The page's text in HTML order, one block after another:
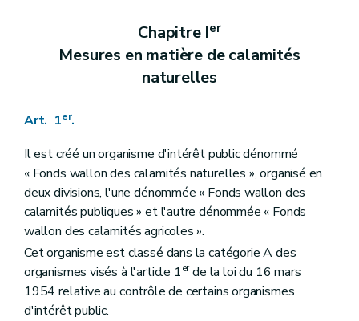
Art. 31
Art. 32
Art. 35
Art. 36
Art. 38
Art. 39
Art. 40
Art. 41
Art. 42
Art. 43
Art. 44
Art. 45
Art. 46
Art. 47
Art. 48
Chapitre Ier
Mesures en matière de calamités
naturelles
Art. 1er.
Il est créé un organisme d'intérêt public dénommé
« Fonds wallon des calamités naturelles », organisé en
deux divisions, l'une dénommée « Fonds wallon des
calamités publiques » et l'autre dénommée « Fonds
wallon des calamités agricoles ».
Cet organisme est classé dans la catégorie A des
organismes visés à l'article 1erde la loi du 16 mars
1954 relative au contrôle de certains organismes
d'intérêt public.